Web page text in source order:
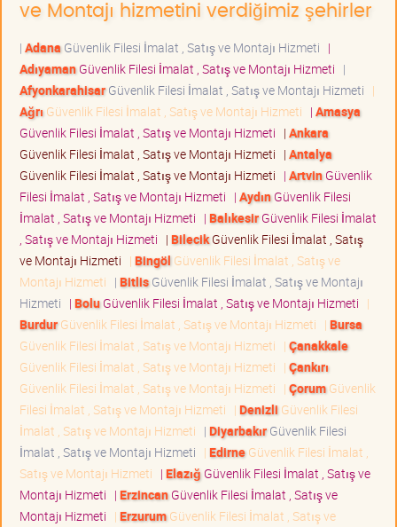
ve Montajı hizmetini verdiğimiz şehirler
| Adana Güvenlik Filesi İmalat , Satış ve Montajı Hizmeti |
AdıyamanGüvenlik Filesi İmalat , Satış ve Montajı Hizmeti |
AfyonkarahisarGüvenlik Filesi İmalat , Satış ve Montajı Hizmeti |
Ağrı Güvenlik Filesi İmalat , Satış ve Montajı Hizmeti | Amasya
Güvenlik Filesi İmalat , Satış ve Montajı Hizmeti | Ankara
Güvenlik Filesi İmalat , Satış ve Montajı Hizmeti | Antalya
Güvenlik Filesi İmalat , Satış ve Montajı Hizmeti | ArtvinGüvenlik
Filesi İmalat , Satış ve Montajı Hizmeti | AydınGüvenlik Filesi
İmalat , Satış ve Montajı Hizmeti | BalıkesirGüvenlik Filesi İmalat
, Satış ve Montajı Hizmeti | BilecikGüvenlik Filesi İmalat , Satış
ve Montajı Hizmeti | Bingöl Güvenlik Filesi İmalat , Satış ve
Montajı Hizmeti | BitlisGüvenlik Filesi İmalat , Satış ve Montajı
Hizmeti | BoluGüvenlik Filesi İmalat , Satış ve Montajı Hizmeti |
BurdurGüvenlik Filesi İmalat , Satış ve Montajı Hizmeti | Bursa
Güvenlik Filesi İmalat , Satış ve Montajı Hizmeti | Çanakkale
Güvenlik Filesi İmalat , Satış ve Montajı Hizmeti | Çankırı
Güvenlik Filesi İmalat , Satış ve Montajı Hizmeti | ÇorumGüvenlik
Filesi İmalat , Satış ve Montajı Hizmeti | Denizli Güvenlik Filesi
İmalat , Satış ve Montajı Hizmeti | DiyarbakırGüvenlik Filesi
İmalat , Satış ve Montajı Hizmeti | EdirneGüvenlik Filesi İmalat ,
Satış ve Montajı Hizmeti | Elazığ Güvenlik Filesi İmalat , Satış ve
Montajı Hizmeti | ErzincanGüvenlik Filesi İmalat , Satış ve
Montajı Hizmeti | ErzurumGüvenlik Filesi İmalat , Satış ve